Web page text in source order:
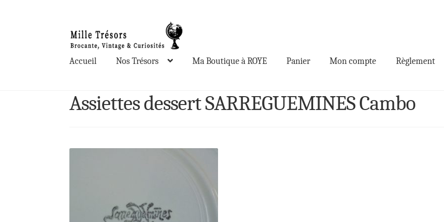
à
la
navigation
au
contenu
Accueil Nos Trésors Ma Boutique à ROYE Panier Mon compte Règlement
Assiettes dessert SARREGUEMINES Cambo